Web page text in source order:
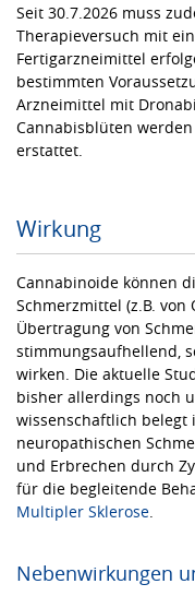
Seit 30.7.2026 muss
Therapieversuch mit
Fertigarzneimittel
bestimmten
Arzneimittel mit
Cannabisblüten
erstattet.
Wirkung
Cannabinoide können
Schmerzmittel (z.B.
Übertragung von
stimmungsaufhellend,
wirken. Die aktuelle
bisher allerdings noch
wissenschaftlich belegt
neuropathischen
und Erbrechen durch
für die begleitende
Multipler Sklerose
Nebenwirkungen